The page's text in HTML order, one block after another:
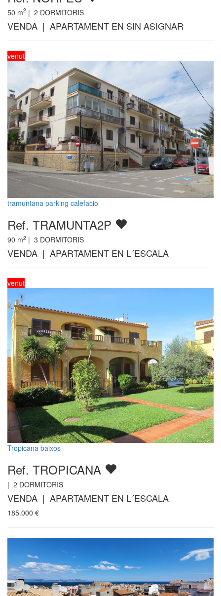
50 m2 | 2 DORMITORIS
VENDA | APARTAMENT EN SIN ASIGNAR
venut
tramuntana parking calefacio
Ref. TRAMUNTA2P
90 m2 | 3 DORMITORIS
VENDA | APARTAMENT EN L´ESCALA
venut
Tropicana baixos
Ref. TROPICANA
| 2 DORMITORIS
VENDA | APARTAMENT EN L´ESCALA
185.000 €